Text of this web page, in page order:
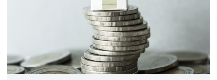
新盘优越按揭优惠